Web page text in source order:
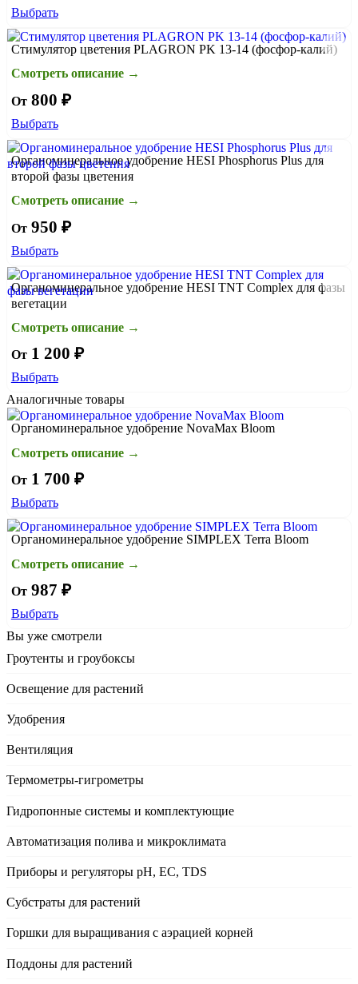
Выбрать
Стимулятор цветения PLAGRON PK 13-14 (фосфор-калий)
Смотреть описание →
От800 ₽
Выбрать
Органоминеральное удобрение HESI Phosphorus Plus для
второй фазы цветения
Смотреть описание →
От950 ₽
Выбрать
Органоминеральное удобрение HESI TNT Complex для фазы
вегетации
Смотреть описание →
От1 200 ₽
Выбрать
Аналогичные товары
Органоминеральное удобрение NovaMax Bloom
Смотреть описание →
От1 700 ₽
Выбрать
Органоминеральное удобрение SIMPLEX Terra Bloom
Смотреть описание →
От987 ₽
Выбрать
Вы уже смотрели
Гроутенты и гроубоксы
Освещение для растений
Удобрения
Вентиляция
Термометры-гигрометры
Гидропонные системы и комплектующие
Автоматизация полива и микроклимата
Приборы и регуляторы рН, EC, TDS
Субстраты для растений
Горшки для выращивания с аэрацией корней
Поддоны для растений